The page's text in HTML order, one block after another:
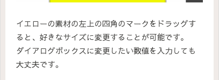
イエローの素材の左上の四角のマークをドラッグす
ると、好きなサイズに変更することが可能です。
ダイアログボックスに変更したい数値を入力しても
大丈夫です。